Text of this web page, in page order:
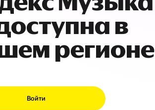
в
регионе
Войти